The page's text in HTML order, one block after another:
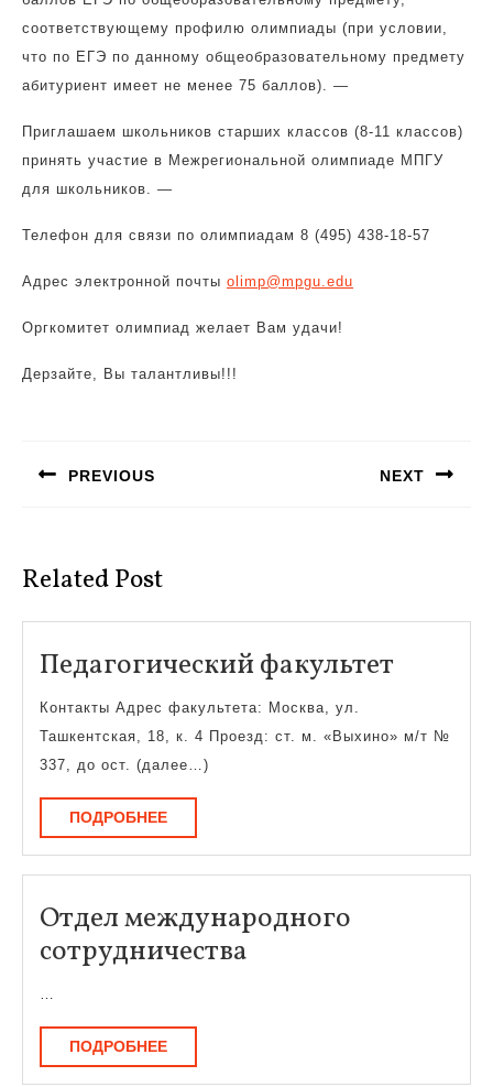
соответствующему профилю олимпиады (при условии,
что по ЕГЭ по данному общеобразовательному предмету
абитуриент имеет не менее 75 баллов). —
Приглашаем школьников старших классов (8-11 классов)
принять участие в Межрегиональной олимпиаде МПГУ
для школьников. —
Телефон для связи по олимпиадам 8 (495) 438-18-57
Адрес электронной почты olimp@mpgu.edu
Оргкомитет олимпиад желает Вам удачи!
Дерзайте, Вы талантливы!!!
записям
PREVIOUS NEXT
Related Post
Педагогический факультет
Контакты Адрес факультета: Москва, ул.
Ташкентская, 18, к. 4 Проезд: ст. м. «Выхино» м/т №
337, до ост. (далее…)
ПОДРОБНЕЕПОДРОБНЕЕ
Отдел международного
сотрудничества
ПОДРОБНЕЕПОДРОБНЕЕ